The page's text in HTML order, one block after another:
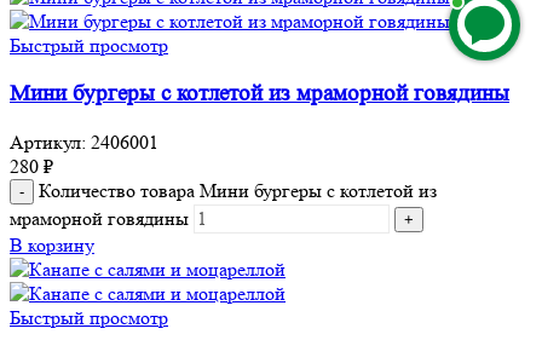
Быстрый просмотр
Мини бургеры с котлетой из мраморной говядины
Артикул: 2406001
280 ₽
Количество товара Мини бургеры с котлетой из
мраморной говядины
В корзину
Быстрый просмотр